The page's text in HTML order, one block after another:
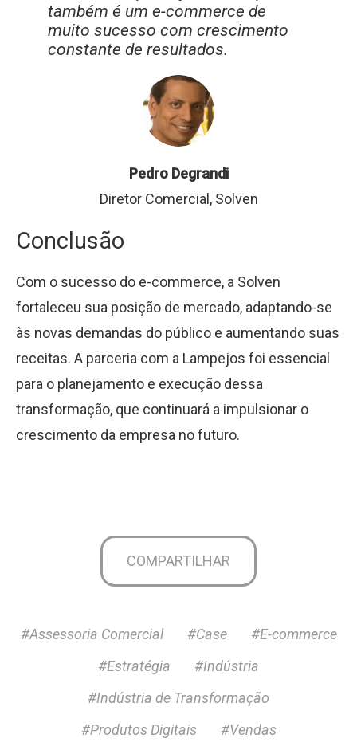
também é um e-commerce de
muito sucesso com crescimento
constante de resultados.
Pedro Degrandi
Diretor Comercial, Solven
Conclusão
Com o sucesso do e-commerce, a Solven
fortaleceu sua posição de mercado, adaptando-se
às novas demandas do público e aumentando suas
receitas. A parceria com a Lampejos foi essencial
para o planejamento e execução dessa
transformação, que continuará a impulsionar o
crescimento da empresa no futuro.
COMPARTILHAR
#Assessoria Comercial #Case
#E-commerce
#Estratégia
#Indústria
#Indústria de Transformação
#Produtos Digitais
#Vendas